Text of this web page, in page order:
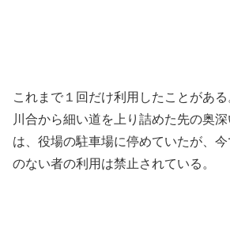
これまで１回だけ利用したことがある
川合から細い道を上り詰めた先の奥
は、役場の駐車場に停めていたが、
のない者の利用は禁止されている。